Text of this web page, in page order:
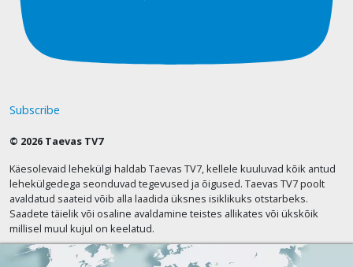
Subscribe
© 2026 Taevas TV7
Käesolevaid lehekülgi haldab Taevas TV7, kellele kuuluvad kõik antud
lehekülgedega seonduvad tegevused ja õigused. Taevas TV7 poolt
avaldatud saateid võib alla laadida üksnes isiklikuks otstarbeks.
Saadete täielik või osaline avaldamine teistes allikates või ükskõik
millisel muul kujul on keelatud.